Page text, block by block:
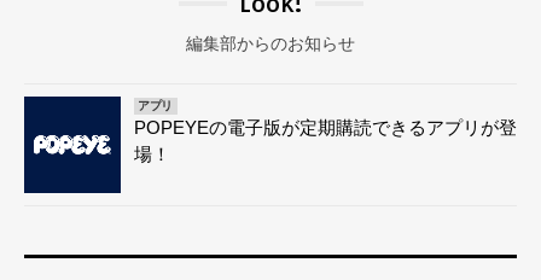
編集部からのお知らせ
アプリ
POPEYEの電子版が定期購読できるアプリが登
場！